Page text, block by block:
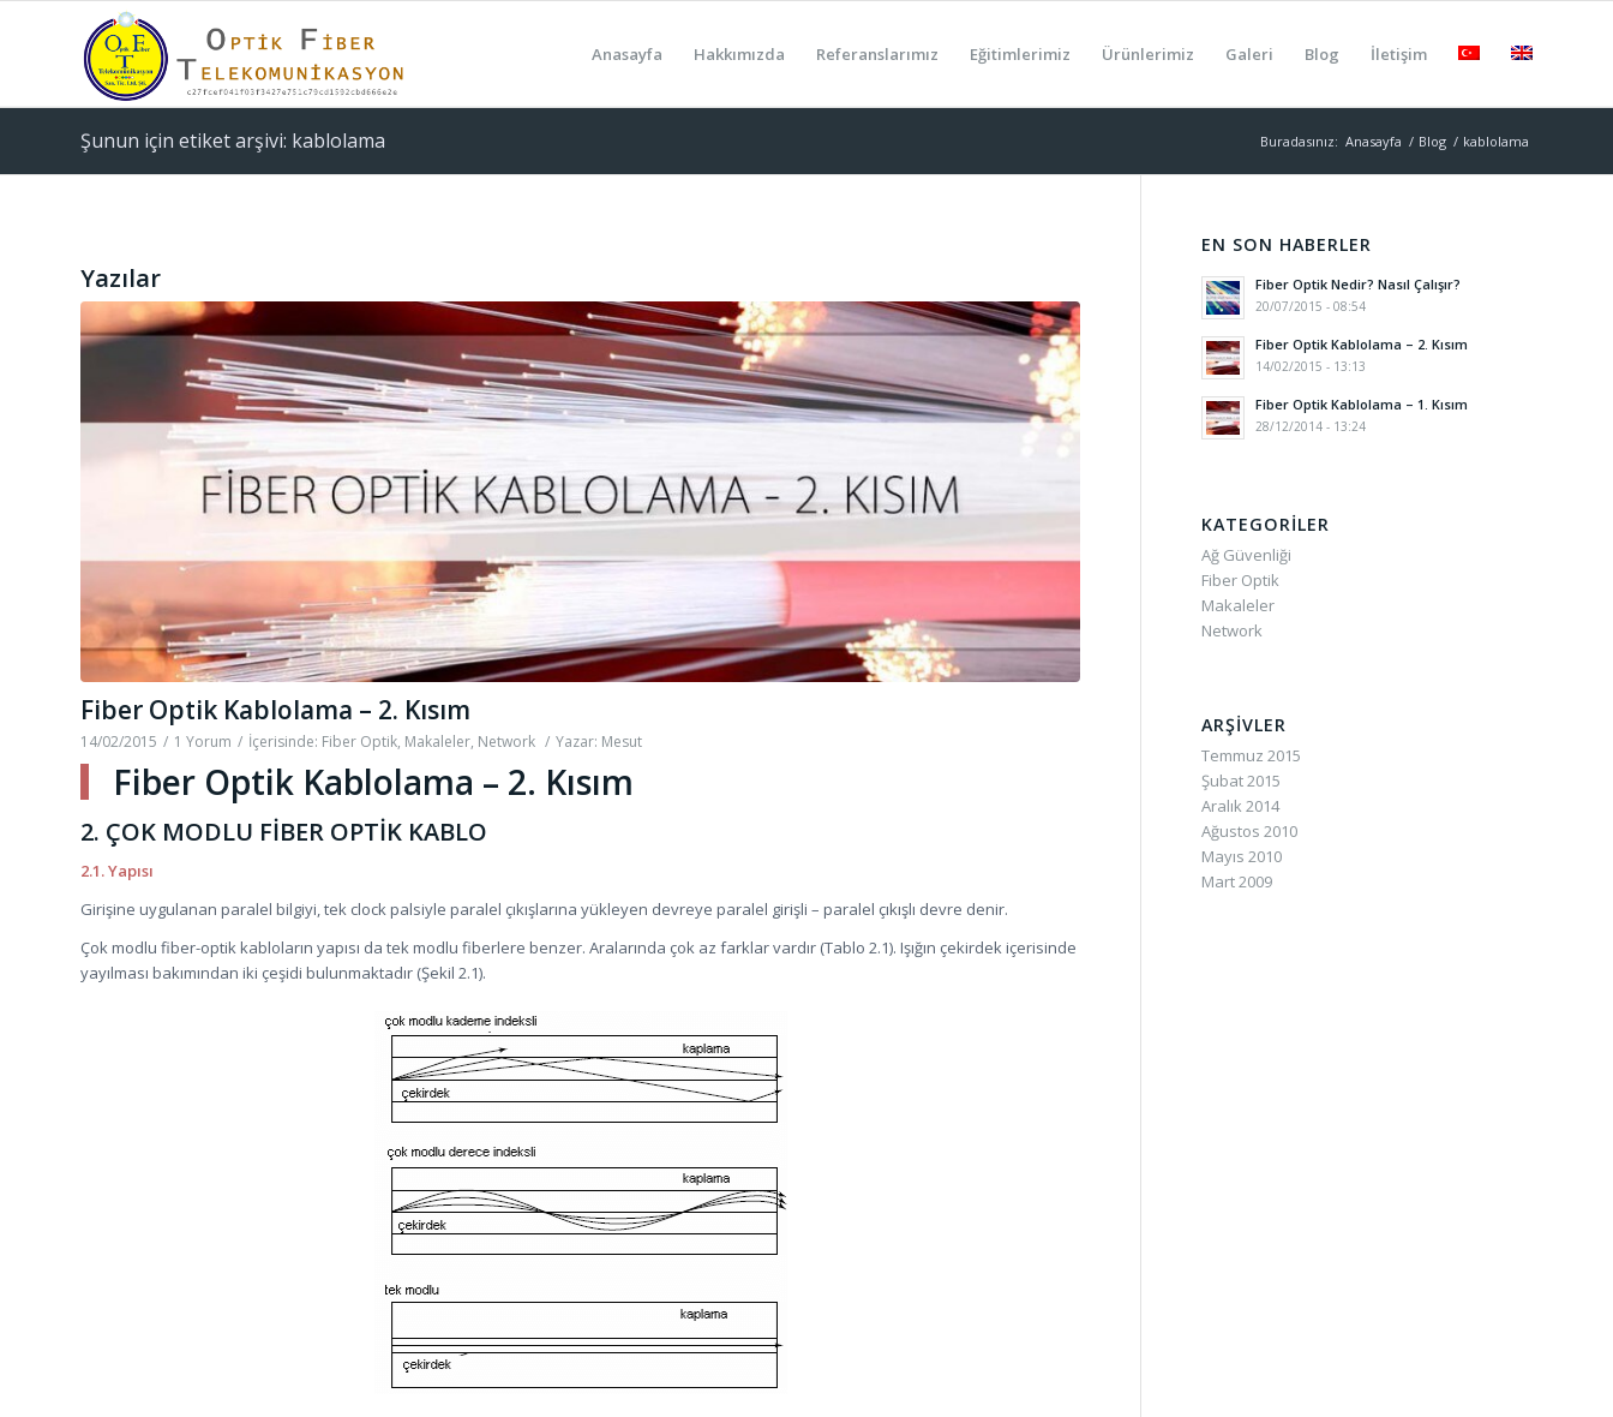
Anasayfa Hakkımızda Referanslarımız Eğitimlerimiz Ürünlerimiz Galeri Blog İletişim
Şunun için etiket arşivi: kablolama Buradasınız: Anasayfa / Blog / kablolama
Yazılar
Fiber Optik Kablolama – 2. Kısım
14/02/2015 / 1 Yorum / İçerisinde: Fiber Optik, Makaleler, Network / Yazar: Mesut
Fiber Optik Kablolama – 2. Kısım
2. ÇOK MODLU FİBER OPTİK KABLO
2.1. Yapısı
Girişine uygulanan paralel bilgiyi, tek clock palsiyle paralel çıkışlarına yükleyen devreye paralel girişli – paralel çıkışlı devre denir.
Çok modlu fiber-optik kabloların yapısı da tek modlu fiberlere benzer. Aralarında çok az farklar vardır (Tablo 2.1). Işığın çekirdek içerisinde
yayılması bakımından iki çeşidi bulunmaktadır (Şekil 2.1).
EN SON HABERLER
Fiber Optik Nedir? Nasıl Çalışır?
20/07/2015 - 08:54
Fiber Optik Kablolama – 2. Kısım
14/02/2015 - 13:13
Fiber Optik Kablolama – 1. Kısım
28/12/2014 - 13:24
KATEGORILER
Ağ Güvenliği
Fiber Optik
Makaleler
Network
ARŞIVLER
Temmuz 2015
Şubat 2015
Aralık 2014
Ağustos 2010
Mayıs 2010
Mart 2009